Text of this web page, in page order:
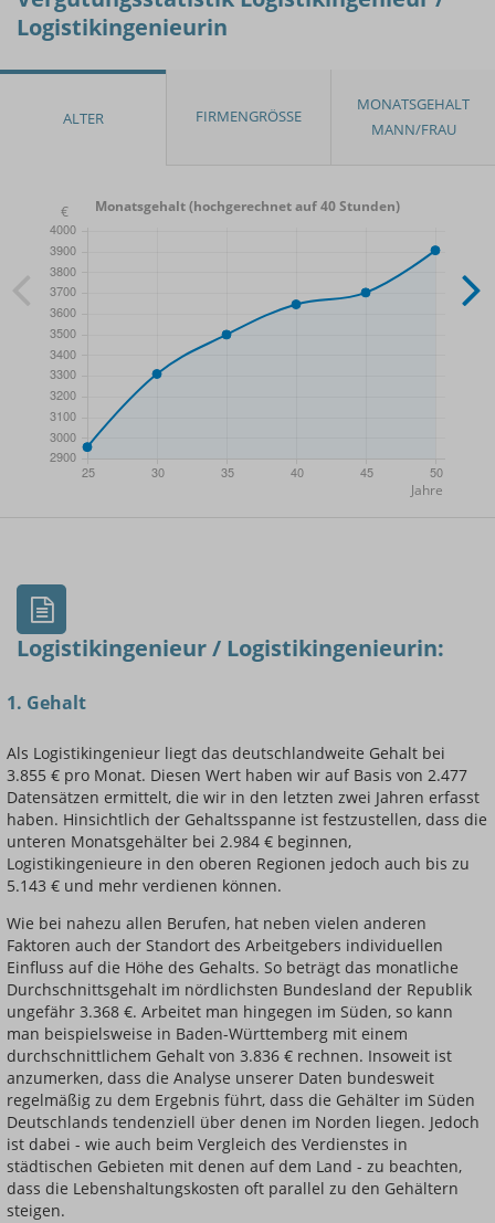
Logistikingenieurin
Monatsgehalt (hochgerechnet auf 40 Stunden)
Einsteigerin / Einsteiger
Logistikingenieur / Logistikingenieurin:
1. Gehalt
Als Logistikingenieur liegt das deutschlandweite Gehalt bei
3.855 € pro Monat. Diesen Wert haben wir auf Basis von 2.477
Datensätzen ermittelt, die wir in den letzten zwei Jahren erfasst
haben. Hinsichtlich der Gehaltsspanne ist festzustellen, dass die
unteren Monatsgehälter bei 2.984 € beginnen,
Logistikingenieure in den oberen Regionen jedoch auch bis zu
5.143 € und mehr verdienen können.
Wie bei nahezu allen Berufen, hat neben vielen anderen
Faktoren auch der Standort des Arbeitgebers individuellen
Einfluss auf die Höhe des Gehalts. So beträgt das monatliche
Durchschnittsgehalt im nördlichsten Bundesland der Republik
ungefähr 3.368 €. Arbeitet man hingegen im Süden, so kann
man beispielsweise in Baden-Württemberg mit einem
durchschnittlichem Gehalt von 3.836 € rechnen. Insoweit ist
anzumerken, dass die Analyse unserer Daten bundesweit
regelmäßig zu dem Ergebnis führt, dass die Gehälter im Süden
Deutschlands tendenziell über denen im Norden liegen. Jedoch
ist dabei - wie auch beim Vergleich des Verdienstes in
städtischen Gebieten mit denen auf dem Land - zu beachten,
dass die Lebenshaltungskosten oft parallel zu den Gehältern
steigen.